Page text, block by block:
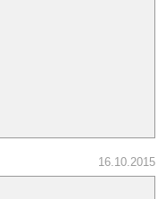
16.10.2015